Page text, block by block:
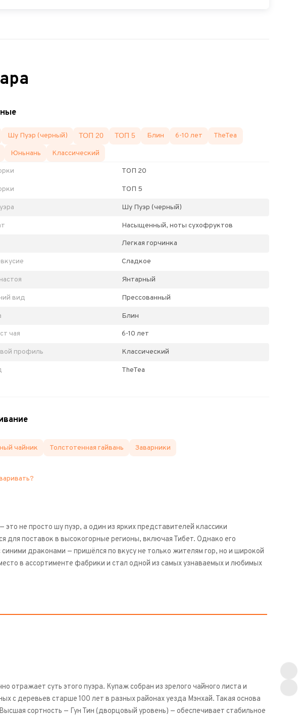
Шу Пуэр (черный) ТОП 20 ТОП 5 Блин 6-10 лет TheTea
Юньнань Классический
ТОП 20
ТОП 5
Шу Пуэр (черный)
Насыщенный, ноты сухофруктов
Легкая горчинка
Сладкое
Янтарный
вид Прессованный
Блин
чая 6-10 лет
профиль Классический
TheTea
чайник Толстотенная гайвань Заварники
не просто шу пуэр, а один из ярких представителей классики
для поставок в высокогорные регионы, включая Тибет. Однако его
драконами — пришёлся по вкусу не только жителям гор, но и широкой
в ассортименте фабрики и стал одной из самых узнаваемых и любимых
суть этого пуэра. Купаж собран из зрелого чайного листа и
с деревьев старше 100 лет в разных районах уезда Мэнхай. Такая основа
сортность — Гун Тин (дворцовый уровень) — обеспечивает стабильное